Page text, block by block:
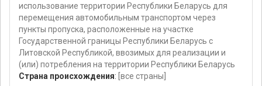
использование территории Республики Беларусь для
перемещения автомобильным транспортом через
пункты пропуска, расположенные на участке
Государственной границы Республики Беларусь с
Литовской Республикой, ввозимых для реализации и
(или) потребления на территории Республики Беларусь
Страна происхождения: [все страны]